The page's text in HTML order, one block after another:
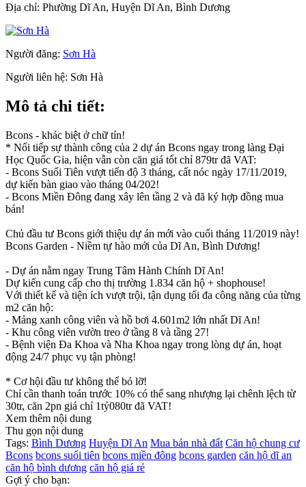
Địa chỉ: Phường Dĩ An, Huyện Dĩ An, Bình Dương
Người đăng: Sơn Hà
Người liên hệ: Sơn Hà
Mô tả chi tiết:
Bcons - khác biệt ở chữ tín!
* Nối tiếp sự thành công của 2 dự án Bcons ngay trong làng Đại
Học Quốc Gia, hiện vẫn còn căn giá tốt chỉ 879tr đã VAT:
- Bcons Suối Tiên vượt tiến độ 3 tháng, cất nóc ngày 17/11/2019,
dự kiến bàn giao vào tháng 04/202!
- Bcons Miền Đông đang xây lên tầng 2 và đã ký hợp đồng mua
bán!
Chủ đầu tư Bcons giới thiệu dự án mới vào cuối tháng 11/2019 này!
Bcons Garden - Niềm tự hào mới của Dĩ An, Bình Dương!
- Dự án nằm ngay Trung Tâm Hành Chính Dĩ An!
Dự kiến cung cấp cho thị trường 1.834 căn hộ + shophouse!
Với thiết kế và tiện ích vượt trội, tận dụng tối đa công năng của từng
m2 căn hộ:
- Mảng xanh công viên và hồ bơi 4.601m2 lớn nhất Dĩ An!
- Khu công viên vườn treo ở tầng 8 và tầng 27!
- Bệnh viện Đa Khoa và Nha Khoa ngay trong lòng dự án, hoạt
động 24/7 phục vụ tận phòng!
* Cơ hội đầu tư không thể bỏ lỡ!
Chỉ cần thanh toán trước 10% có thể sang nhượng lại chênh lệch từ
30tr, căn 2pn giá chỉ 1tỷ080tr đã VAT!
Xem thêm nội dung
Thu gọn nội dung
Tags: Bình Dương Huyện Dĩ An Mua bán nhà đất Căn hộ chung cư
Bcons bcons suối tiên bcons miền đông bcons garden căn hộ dĩ an
căn hộ bình dương căn hộ giá rẻ
Gợi ý cho bạn: